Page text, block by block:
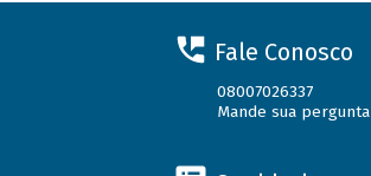
Fale Conosco
08007026337
Mande sua pergunta